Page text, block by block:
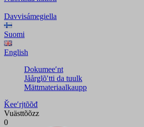
Davvisámegiella
Suomi
English
Dokumeeʹnt
Jåårǥlõʹtti da tuulk
Mättmateriaalkaupp
Ǩeeʹrjtõõđ
Vuästtõõzz
0